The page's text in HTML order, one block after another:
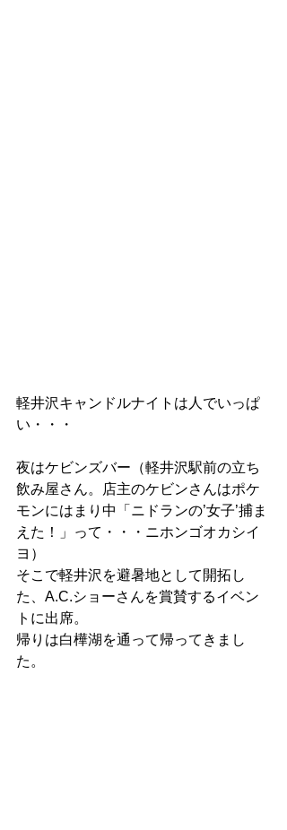
軽井沢キャンドルナイトは人でいっぱ
い・・・
夜はケビンズバー（軽井沢駅前の立ち
飲み屋さん。店主のケビンさんはポケ
モンにはまり中「ニドランの’女子’捕ま
えた！」って・・・ニホンゴオカシイ
ヨ）
そこで軽井沢を避暑地として開拓し
た、A.C.ショーさんを賞賛するイベン
トに出席。
帰りは白樺湖を通って帰ってきまし
た。